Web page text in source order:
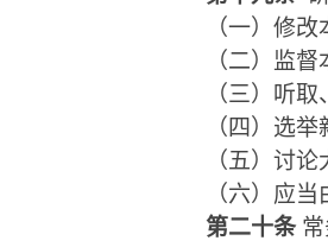
（一）修改
（二）监督
（三）听
（四）选
（五）讨
（六）应
第二十条